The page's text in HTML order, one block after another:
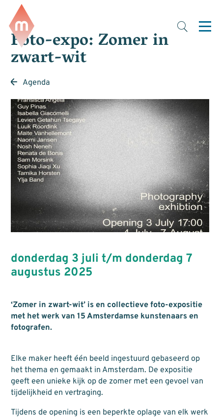
Foto-expo: Zomer in
zwart-wit
Agenda
donderdag 3 juli t/m donderdag 7
augustus 2025
‘Zomer in zwart-wit’ is en collectieve foto-expositie
met het werk van 15 Amsterdamse kunstenaars en
fotografen.
Elke maker heeft één beeld ingestuurd gebaseerd op
het thema en gemaakt in Amsterdam. De expositie
geeft een unieke kijk op de zomer met een gevoel van
tijdelijkheid en vertraging.
Tijdens de opening is een beperkte oplage van elk werk